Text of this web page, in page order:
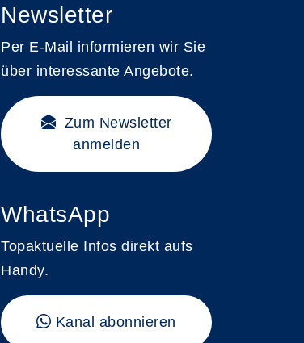
Newsletter
Per E-Mail informieren wir Sie
über interessante Angebote.
Zum Newsletter
anmelden
WhatsApp
Topaktuelle Infos direkt aufs
Handy.
Kanal abonnieren